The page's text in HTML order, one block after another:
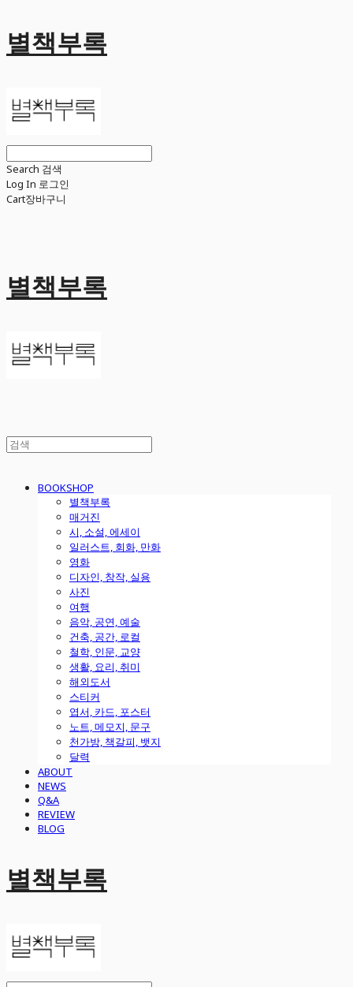
별책부록
Search 검색
Log In 로그인
Cart장바구니
별책부록
BOOKSHOP
별책부록
매거진
시, 소설, 에세이
일러스트, 회화, 만화
영화
디자인, 창작, 실용
사진
여행
음악, 공연, 예술
건축, 공간, 로컬
철학, 인문, 교양
생활, 요리, 취미
해외도서
스티커
엽서, 카드, 포스터
노트, 메모지, 문구
천가방, 책갈피, 뱃지
달력
ABOUT
NEWS
Q&A
REVIEW
BLOG
별책부록